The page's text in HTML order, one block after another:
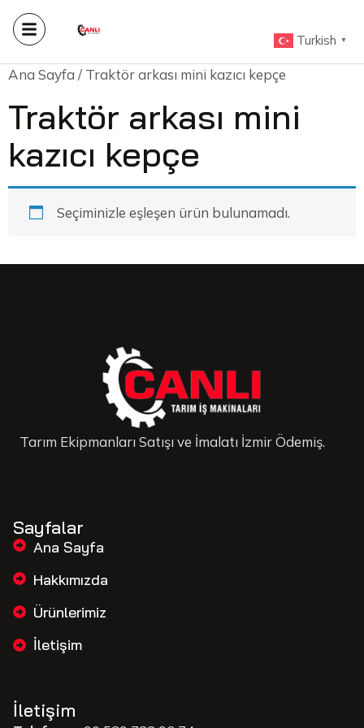
Turkish ▼
Ana Sayfa/ Traktör arkası mini kazıcı kepçe
Traktör arkası mini
kazıcı kepçe
Seçiminizle eşleşen ürün bulunamadı.
Tarım Ekipmanları Satışı ve İmalatı İzmir Ödemiş.
Sayfalar
Ana Sayfa
Hakkımızda
Ürünlerimiz
İletişim
İletişim